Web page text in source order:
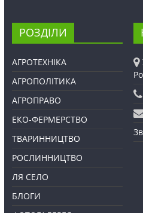
РОЗДІЛИ
АГРОТЕХНІКА
АГРОПОЛІТИКА
АГРОПРАВО
ЕКО-ФЕРМЕРСТВО
ТВАРИННИЦТВО
РОСЛИННИЦТВО
ЛЯ СЕЛО
БЛОГИ